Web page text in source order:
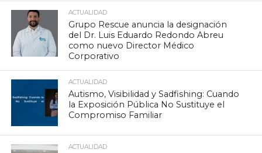
ACTUALIDAD
Grupo Rescue anuncia la designación
del Dr. Luis Eduardo Redondo Abreu
como nuevo Director Médico
Corporativo
ACTUALIDAD
Autismo, Visibilidad y Sadfishing: Cuando
la Exposición Pública No Sustituye el
Compromiso Familiar
ACTUALIDAD